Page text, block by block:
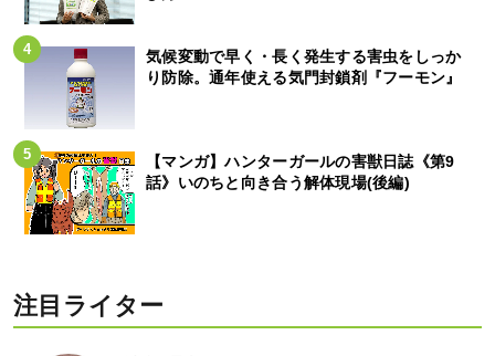
気候変動で早く・長く発生する害虫をしっか
り防除。通年使える気門封鎖剤『フーモン』
【マンガ】ハンターガールの害獣日誌《第9
話》いのちと向き合う解体現場(後編)
注目ライター